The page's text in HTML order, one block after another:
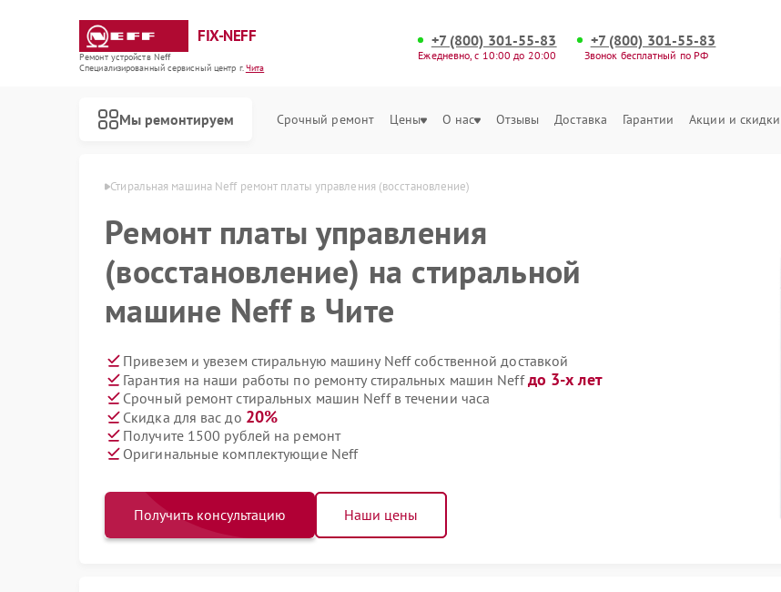
FIX-NEFF
Ремонт устройств Neff
Специализированный cервисный центр г.Чита
+7 (800) 301-55-83
Ежедневно, с 10:00 до 20:00
+7 (800) 301-55-83
Звонок бесплатный по РФ
Мы ремонтируем Срочный ремонт Цены О нас Отзывы Доставка Гарантии Акции и скидки
машин Neff в Чите Стиральная машина Neff ремонт платы управления (восстановление)
Ремонт платы управления
(восстановление) на стиральной
машине Neff в Чите
Привезем и увезем стиральную машину Neff собственной доставкой
Гарантия на наши работы по ремонту стиральных машин Neffдо 3-х лет
Срочный ремонт стиральных машин Neff в течении часа
Скидка для вас до 20%
Получите 1500 рублей на ремонт
Оригинальные комплектующие Neff
Получить консультацию Наши цены